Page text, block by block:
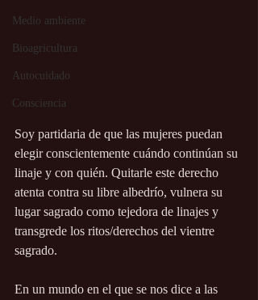
Medio ambiente
Bioagricultura
Autocuidado
Consciencia
Soy partidaria de que las mujeres puedan
elegir conscientemente cuándo continúan su
linaje y con quién. Quitarle este derecho
atenta contra su libre albedrío, vulnera su
lugar sagrado como tejedora de linajes y
transgrede los ritos/derechos del vientre
sagrado.
En un mundo en el que se nos dice a las